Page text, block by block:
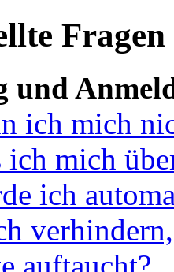
Fragen
und
ich mich
ich mich
ich
auftaucht?